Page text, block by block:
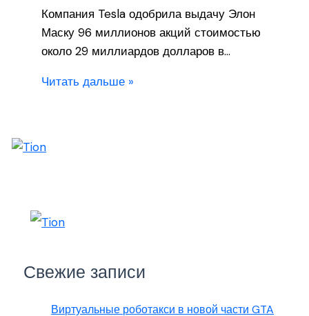
Компания Tesla одобрила выдачу Элон
Маску 96 миллионов акций стоимостью
около 29 миллиардов долларов в…
Читать дальше »
Свежие записи
Виртуальные роботакси в новой части GTA